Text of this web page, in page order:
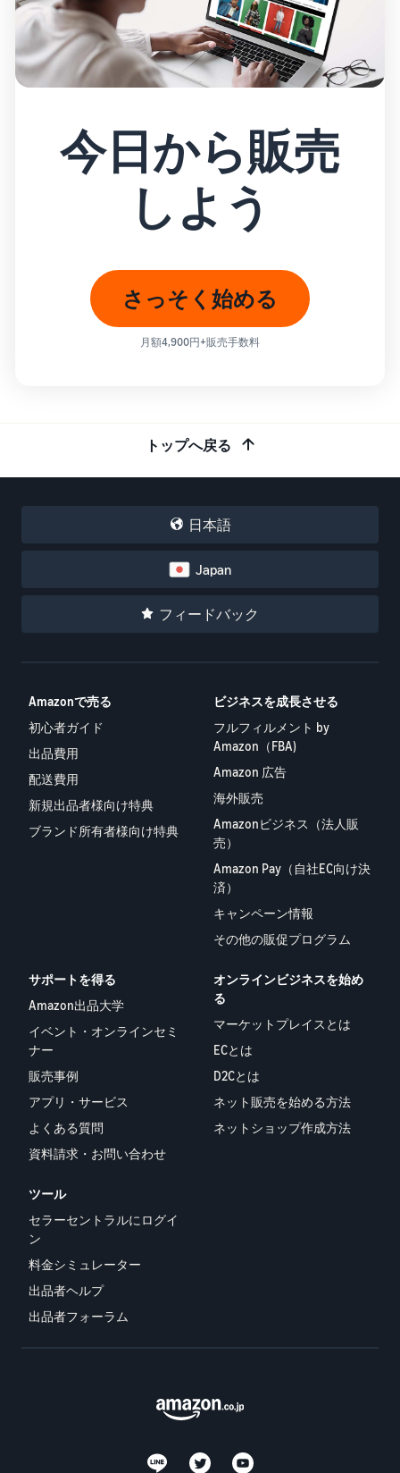
今日から販売
しよう
さっそく始める
月額4,900円+販売手数料
トップへ戻る
日本語
Japan
フィードバック
Amazonで売る
初心者ガイド
出品費用
配送費用
新規出品者様向け特典
ブランド所有者様向け特典
ビジネスを成長させる
フルフィルメント by
Amazon（FBA)
Amazon 広告
海外販売
Amazonビジネス（法人販
売）
Amazon Pay（自社EC向け決
済）
キャンペーン情報
その他の販促プログラム
サポートを得る
Amazon出品大学
イベント・オンラインセミ
ナー
販売事例
アプリ・サービス
よくある質問
資料請求・お問い合わせ
オンラインビジネスを始め
る
マーケットプレイスとは
ECとは
D2Cとは
ネット販売を始める方法
ネットショップ作成方法
ツール
セラーセントラルにログイ
ン
料金シミュレーター
出品者ヘルプ
出品者フォーラム